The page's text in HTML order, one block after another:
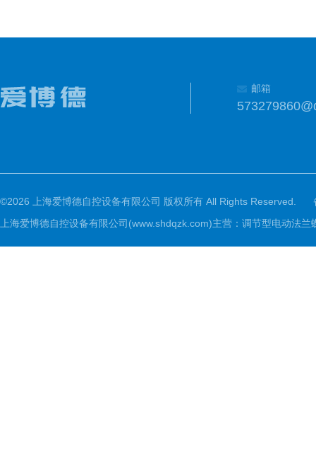
邮箱
©2026 上海爱博德自控设备有限公司 版权所有 All Rights Reserved.
上海爱博德自控设备有限公司(www.shdqzk.com)主营：调节型电动法